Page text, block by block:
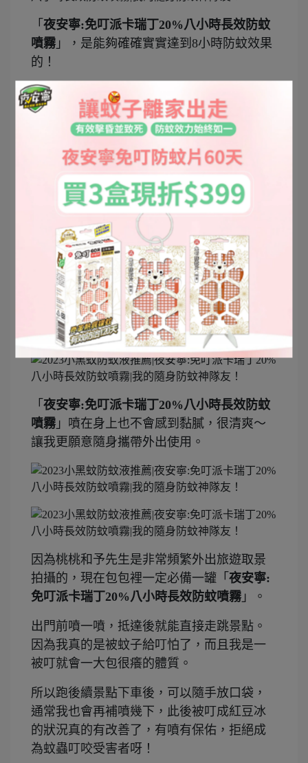
「 夜安寧:免叮派卡瑞丁20%八小時長效防蚊
噴霧 」，是能夠確確實實達到8小時防蚊效果
的！
戶外活動出發前就可以先噴好，出門活動一
整天8小時內都可以防蚊蟲叮咬。
有效防範小黑蚊、家蚊、埃及斑蚊、白線斑
蚊，除了避免變成紅豆冰，也能防禦病媒蚊
傳染登革熱、日本腦炎、茲卡病媒蚊等可怕
的問題。
如果是有下水、流汗、擦汗，還是得要適時
補充才能夠持續發揮效用唷！
「 夜安寧:免叮派卡瑞丁20%八小時長效防蚊
噴霧 」噴在身上也不會感到黏膩，很清爽～
讓我更願意隨身攜帶外出使用。
因為桃桃和予先生是非常頻繁外出旅遊取景
拍攝的，現在包包裡一定必備一罐「 夜安寧:
免叮派卡瑞丁20%八小時長效防蚊噴霧 」。
出門前噴一噴，抵達後就能直接走跳景點。
因為我真的是被蚊子給叮怕了，而且我是一
被叮就會一大包很癢的體質。
所以跑後續景點下車後，可以隨手放口袋，
通常我也會再補噴幾下，此後被叮成紅豆冰
的狀況真的有改善了，有噴有保佑，拒絕成
為蚊蟲叮咬受害者呀！